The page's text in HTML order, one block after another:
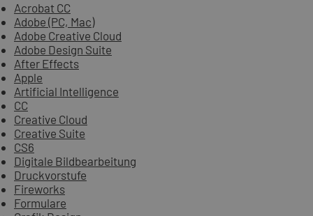
Acrobat CC
Adobe (PC, Mac)
Adobe Creative Cloud
Adobe Design Suite
After Effects
Apple
Artificial Intelligence
CC
Creative Cloud
Creative Suite
CS6
Digitale Bildbearbeitung
Druckvorstufe
Fireworks
Formulare